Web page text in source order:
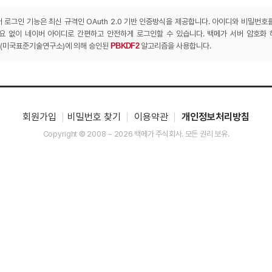
로그인 기능은 최신 규격인 OAuth 2.0 기반 인증방식을 제공합니다. 아이디와 비밀번호
없이 네이버 아이디로 간편하고 안전하게 로그인할 수 있습니다. 백메가 서버 암호화
국표준기술연구소)에 의해 승인된 PBKDF2알고리즘을 사용합니다.
회원가입 비밀번호 찾기 이용약관 개인정보처리방침
Copyright © 2008 ~ 2026 백메가 주식회사. 모든 권리 보유.